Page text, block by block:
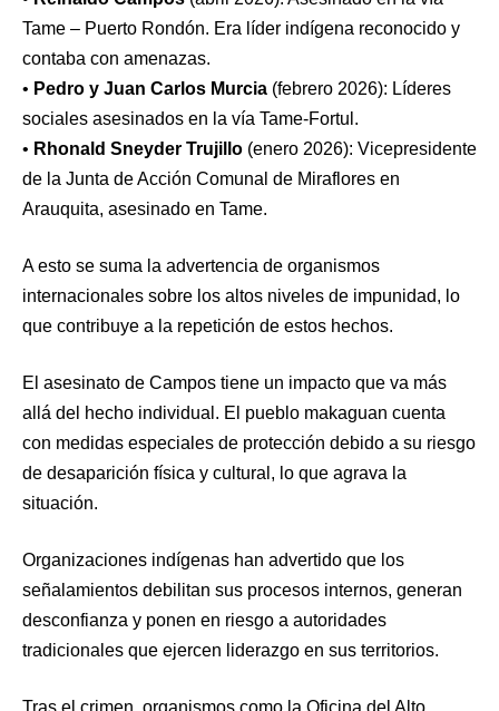
Tame – Puerto Rondón. Era líder indígena reconocido y
contaba con amenazas.
• Pedro y Juan Carlos Murcia (febrero 2026): Líderes
sociales asesinados en la vía Tame-Fortul.
• Rhonald Sneyder Trujillo (enero 2026): Vicepresidente
de la Junta de Acción Comunal de Miraflores en
Arauquita, asesinado en Tame.
A esto se suma la advertencia de organismos
internacionales sobre los altos niveles de impunidad, lo
que contribuye a la repetición de estos hechos.
El asesinato de Campos tiene un impacto que va más
allá del hecho individual. El pueblo makaguan cuenta
con medidas especiales de protección debido a su riesgo
de desaparición física y cultural, lo que agrava la
situación.
Organizaciones indígenas han advertido que los
señalamientos debilitan sus procesos internos, generan
desconfianza y ponen en riesgo a autoridades
tradicionales que ejercen liderazgo en sus territorios.
Tras el crimen, organismos como la Oficina del Alto